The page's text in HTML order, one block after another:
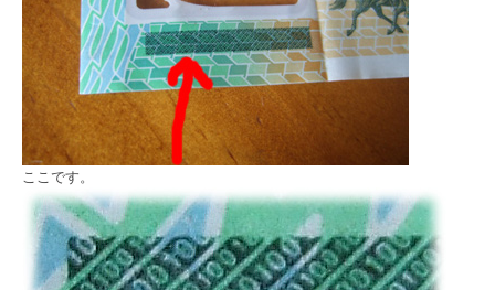
ここです。